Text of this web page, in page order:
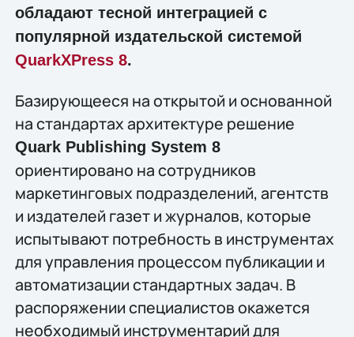
обладают тесной интеграцией с
популярной издательской системой
QuarkXPress 8.
Базирующееся на открытой и основанной
на стандартах архитектуре решение
Quark Publishing System 8
ориентировано на сотрудников
маркетинговых подразделений, агентств
и издателей газет и журналов, которые
испытывают потребность в инструментах
для управления процессом публикации и
автоматизации стандартных задач. В
распоряжении специалистов окажется
необходимый инструментарий для